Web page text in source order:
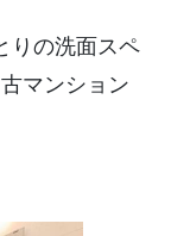
りの洗面スペ
マンション